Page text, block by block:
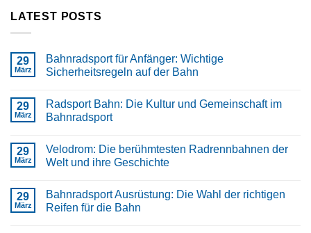
LATEST POSTS
29
März
Bahnradsport für Anfänger: Wichtige
Sicherheitsregeln auf der Bahn
29
März
Radsport Bahn: Die Kultur und Gemeinschaft im
Bahnradsport
29
März
Velodrom: Die berühmtesten Radrennbahnen der
Welt und ihre Geschichte
29
März
Bahnradsport Ausrüstung: Die Wahl der richtigen
Reifen für die Bahn